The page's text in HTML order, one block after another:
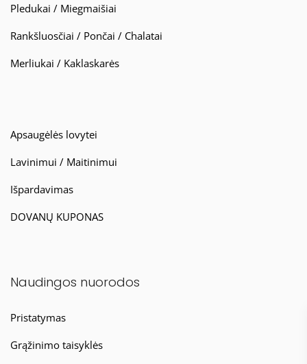
Pledukai / Miegmaišiai
Rankšluosčiai / Pončai / Chalatai
Merliukai / Kaklaskarės
Apsaugėlės lovytei
Lavinimui / Maitinimui
Išpardavimas
DOVANŲ KUPONAS
Naudingos nuorodos
Pristatymas
Grąžinimo taisyklės